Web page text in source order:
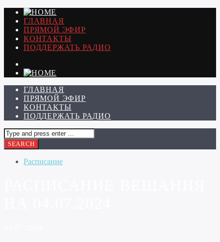
ГЛАВНАЯ
ПРЯМОЙ ЭФИР
КОНТАКТЫ
ПОДДЕРЖАТЬ РАДИО
ГЛАВНАЯ
ПРЯМОЙ ЭФИР
КОНТАКТЫ
ПОДДЕРЖАТЬ РАДИО
Расписание